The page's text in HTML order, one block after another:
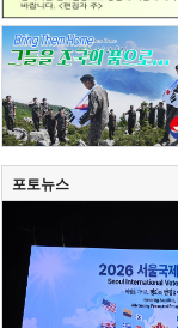
포토뉴스